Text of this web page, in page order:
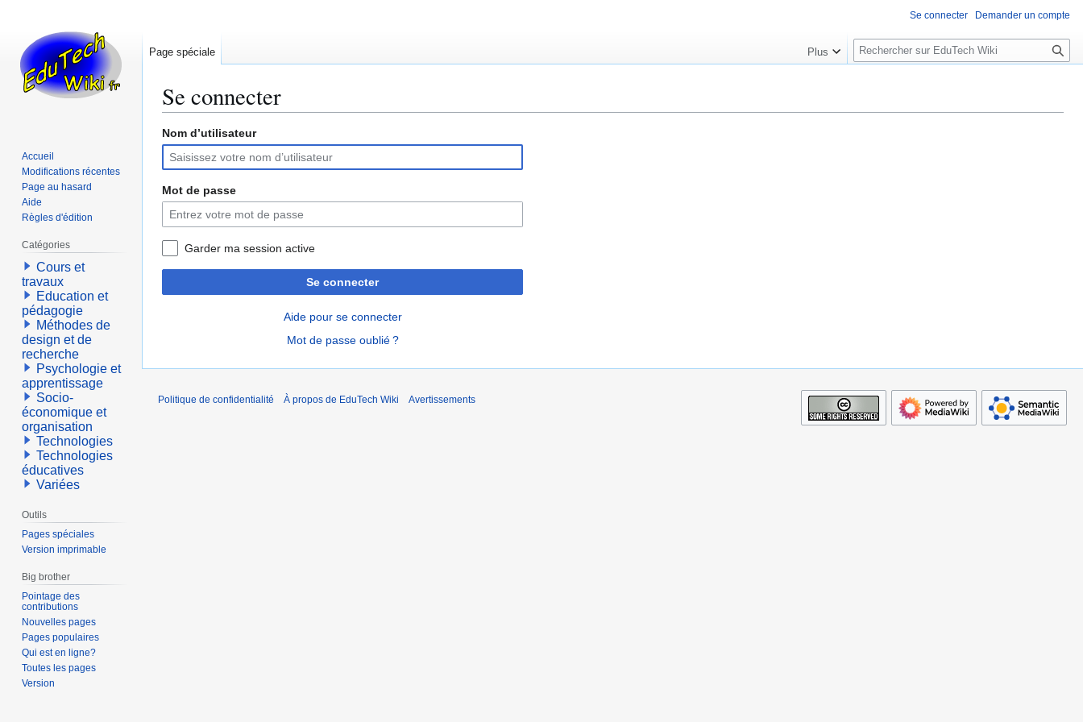
Se connecter
Aller
la
navigation
Aller
la
recherche
Nom d’utilisateur
Mot de passe
Garder ma session active
Se connecter
Aide pour se connecter
Mot de passe oublié ?
Se connecter Demander un compte
Page spéciale Plus
R
e
e
Accueil
Modifications récentes
Page au hasard
Aide
Règles d'édition
Catégories
Cours et
travaux
Education et
pédagogie
Méthodes de
design et de
recherche
Psychologie et
apprentissage
Socio-
économique et
organisation
Technologies
Technologies
éducatives
Variées
Outils
Pages spéciales
Version imprimable
Big brother
Pointage des
contributions
Nouvelles pages
Pages populaires
Qui est en ligne?
Toutes les pages
Version
Politique de confidentialité À propos de EduTech Wiki Avertissements